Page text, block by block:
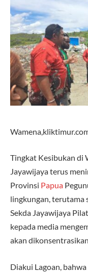
Tingkat Kesibukan di
Jayawijaya terus
Provinsi Papua
lingkungan, terutama
Sekda Jayawijaya
kepada media
akan
Diakui Lagoan,